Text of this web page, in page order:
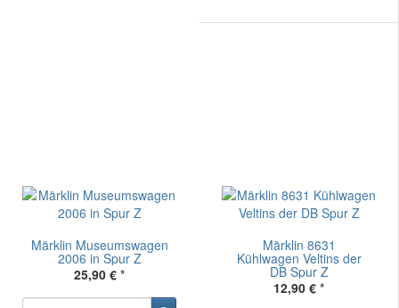
Märklin Museumswagen
2006 in Spur Z
25,90 € *
Märklin 8631
Kühlwagen Veltins der
DB Spur Z
12,90 € *